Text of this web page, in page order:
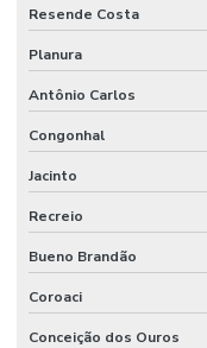
Resende Costa
Planura
Antônio Carlos
Congonhal
Jacinto
Recreio
Bueno Brandão
Coroaci
Conceição dos Ouros